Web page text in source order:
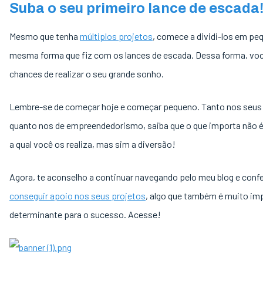
Suba o seu primeiro lance de escada!
Mesmo que tenha múltiplos projetos, comece a dividi-los em
mesma forma que fiz com os lances de escada. Dessa forma,
chances de realizar o seu grande sonho.
Lembre-se de começar hoje e começar pequeno. Tanto nos
quanto nos de empreendedorismo, saiba que o que importa não
a qual você os realiza, mas sim a diversão!
Agora, te aconselho a continuar navegando pelo meu blog e
conseguir apoio nos seus projetos, algo que também é muito
determinante para o sucesso. Acesse!